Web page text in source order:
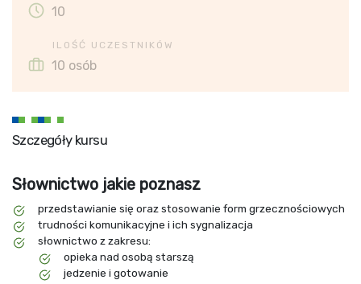
10
ILOŚĆ UCZESTNIKÓW
10 osób
Szczegóły kursu
Słownictwo jakie poznasz
przedstawianie się oraz stosowanie form grzecznościowych
trudności komunikacyjne i ich sygnalizacja
słownictwo z zakresu:
opieka nad osobą starszą
jedzenie i gotowanie